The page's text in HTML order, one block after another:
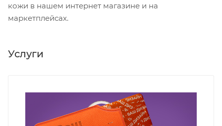
кожи в нашем интернет магазине и на
маркетплейсах.
Услуги